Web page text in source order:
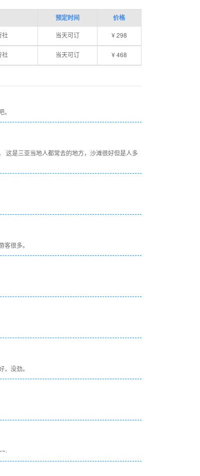
预定时间 价格
社 当天可订 ¥ 298
社 当天可订 ¥ 468
这是三亚当地人都常去的地方，沙滩很好但是人多
很多。
没劲。